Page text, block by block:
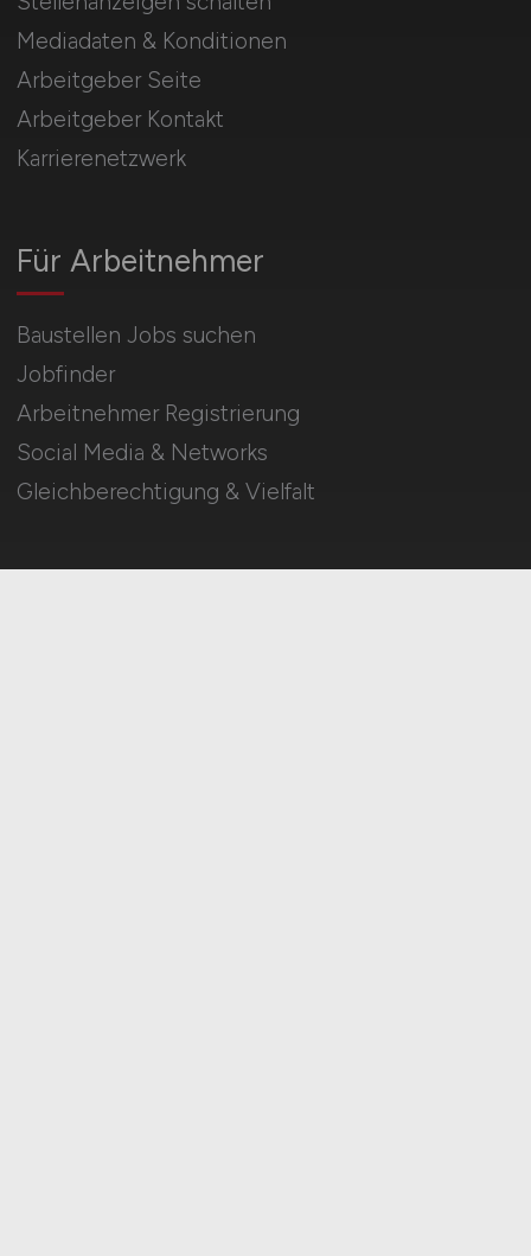
Für Arbeitnehmer
Baustellen Jobs suchen
Jobfinder
Arbeitnehmer Registrierung
Social Media & Networks
Gleichberechtigung & Vielfalt
Mediadaten & Konditionen
Arbeitgeber Seite
Arbeitgeber Kontakt
Karrierenetzwerk